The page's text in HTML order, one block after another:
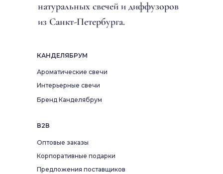
натуральных свечей и диффузоров
из Санкт-Петербурга.
В2В
Оптовые заказы
Корпоративные подарки
Предложения поставщиков
КАНДЕЛЯБРУМ
Ароматические свечи
Интерьерные свечи
Бренд Канделябрум